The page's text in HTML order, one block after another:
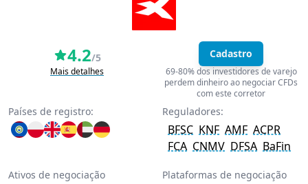
4.2/5
Mais detalhes
Cadastro
69-80% dos investidores de varejo
perdem dinheiro ao negociar CFDs
com este corretor
Países de registro: Reguladores:
BFSC KNF AMF ACPR
FCA CNMV DFSA BaFin
Ativos de negociação
Plataformas de negociação